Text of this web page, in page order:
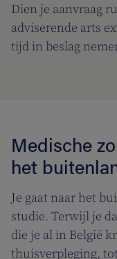
Dien je aanvraag
adviserende arts
tijd in beslag
Medische
het
Je gaat naar het
studie. Terwijl je
die je al in België
thuisverpleging,